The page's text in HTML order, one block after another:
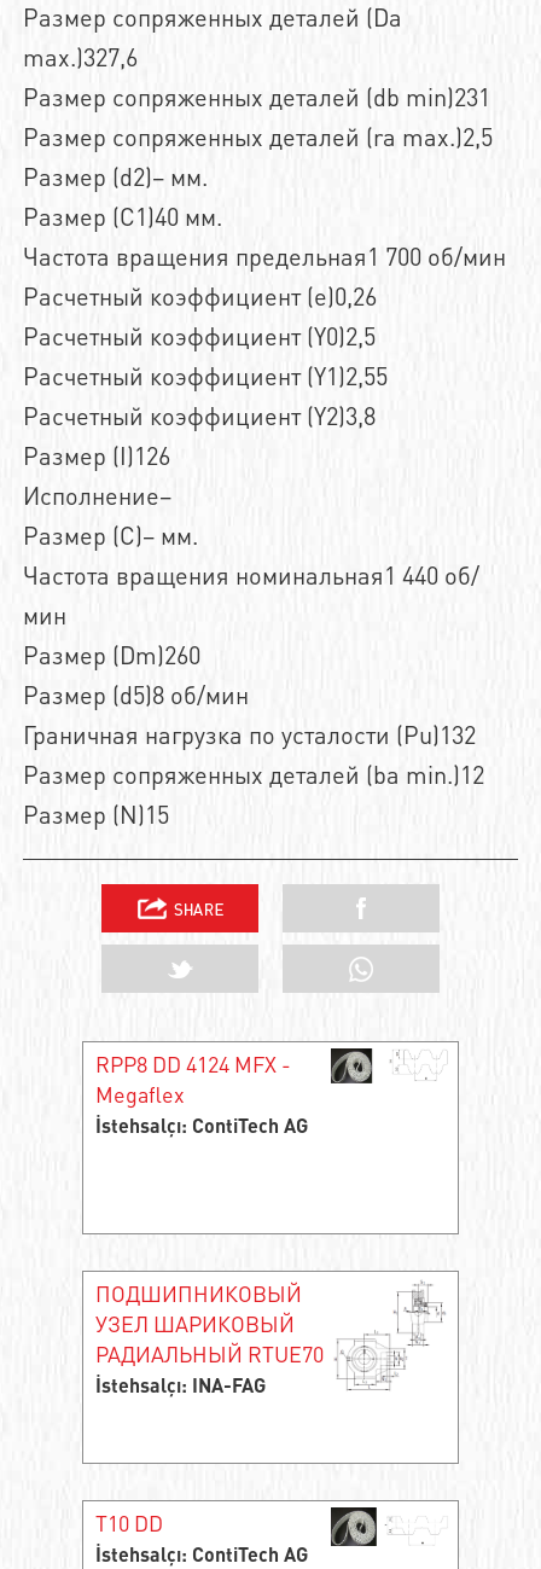
Размер сопряженных деталей (Da
max.)327,6
Размер сопряженных деталей (db min)231
Размер сопряженных деталей (ra max.)2,5
Размер (d2)– мм.
Размер (C1)40 мм.
Частота вращения предельная1 700 об/мин
Расчетный коэффициент (e)0,26
Расчетный коэффициент (Y0)2,5
Расчетный коэффициент (Y1)2,55
Расчетный коэффициент (Y2)3,8
Размер (I)126
Исполнение–
Размер (C)– мм.
Частота вращения номинальная1 440 об/
мин
Размер (Dm)260
Размер (d5)8 об/мин
Граничная нагрузка по усталости (Pu)132
Размер сопряженных деталей (ba min.)12
Размер (N)15
RPP8 DD 4124 MFX -
Megaflex
İstehsalçı: ContiTech AG
ПОДШИПНИКОВЫЙ
УЗЕЛ ШАРИКОВЫЙ
РАДИАЛЬНЫЙ RTUE70
İstehsalçı: INA-FAG
T10 DD
İstehsalçı: ContiTech AG